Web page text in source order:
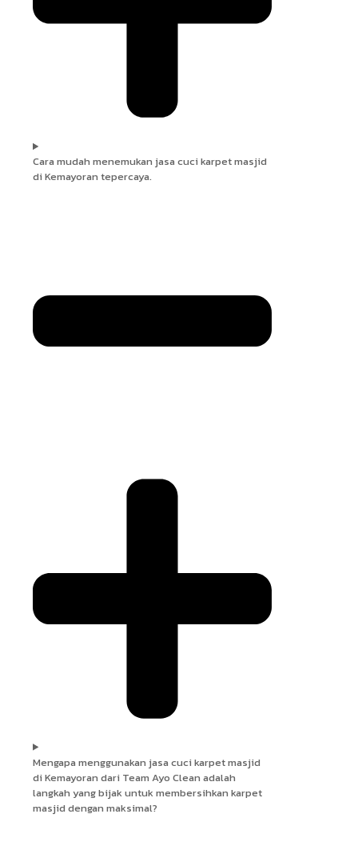
Cara mudah menemukan jasa cuci karpet masjid
di Kemayoran tepercaya.
Mengapa menggunakan jasa cuci karpet masjid
di Kemayoran dari Team Ayo Clean adalah
langkah yang bijak untuk membersihkan karpet
masjid dengan maksimal?